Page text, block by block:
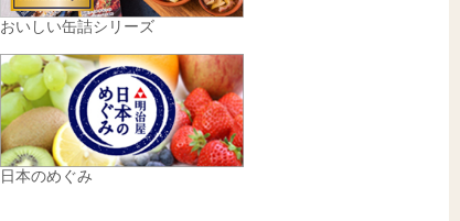
おいしい缶詰シリーズ
日本のめぐみ